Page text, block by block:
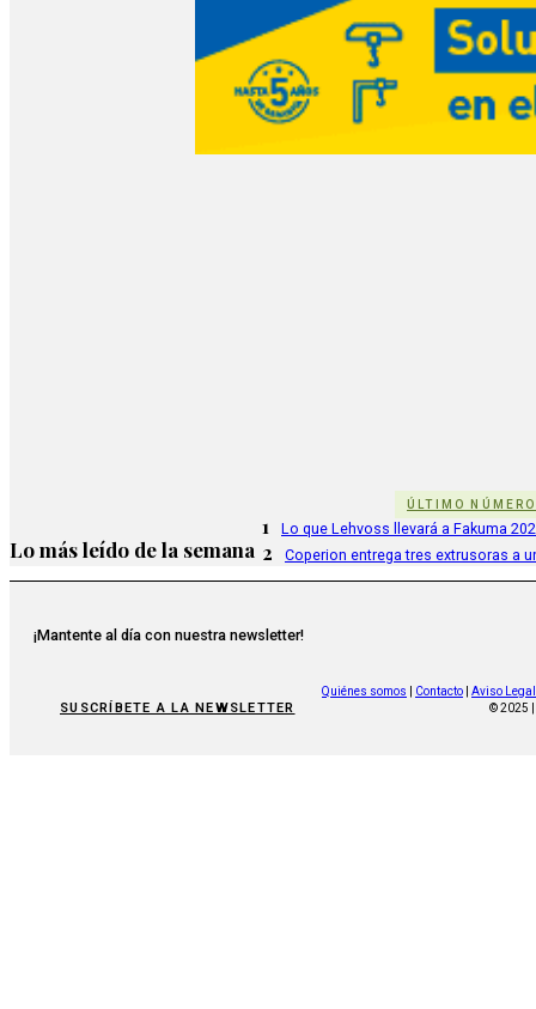
ÚLTIMO NÚMERO
Lo más leído de la semana
1 Lo que Lehvoss llevará a Fakuma
2 Coperion entrega tres extrusoras a
¡Mantente al día con nuestra newsletter!
SUSCRÍBETE A LA NEWSLETTER
Quiénes somos Contacto
Aviso Legal
© 2025